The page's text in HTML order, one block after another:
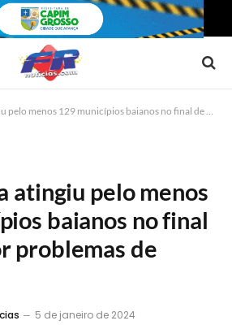
129 municípios baianos no final de 2023 por problemas de energia
atingiu pelo menos
baianos no final
problemas de
5 de janeiro de 2024